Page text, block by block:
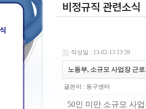
비정규직 관련소식
작성일 : 13-02-13 13:59
노동부, 소규모 사업장 근
글쓴이 : 동구센터
50인 미만 소규모 사